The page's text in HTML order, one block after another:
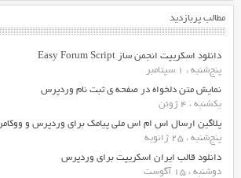
مطالب پربازدید
دانلود اسکریپت انجمن ساز Easy Forum Script
پنج‌شنبه ، 1 سپتامبر
نمایش متن دلخواه در صفحه ی ثبت نام وردپرس
یکشنبه ، 4 ژوئن
پلاگین ارسال اس ام اس ملی پیامک برای وردپرس و
پنج‌شنبه ، 25 ژانویه
دانلود قالب ایران اسکریپت برای وردپرس
دوشنبه ، 15 آگوست